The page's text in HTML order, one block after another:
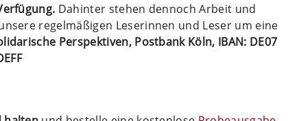
Dahinter stehen dennoch Arbeit und
regelmäßigen Leserinnen und Leser um eine
Perspektiven, Postbank Köln, IBAN: DE07